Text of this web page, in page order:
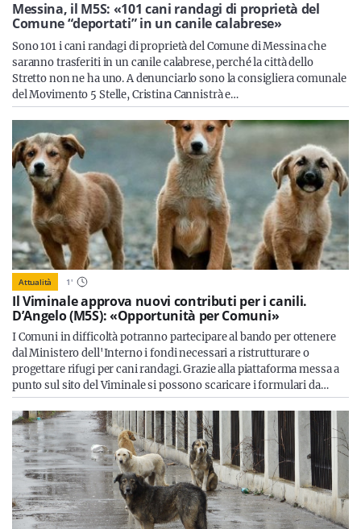
Servizi
Resta sempre aggiornato con le ultime news, iscriviti alla
nostra newsletter
Iscriviti
Messina, il M5S: «101 cani randagi di proprietà del
Comune “deportati” in un canile calabrese»
Sono 101 i cani randagi di proprietà del Comune di Messina che
saranno trasferiti in un canile calabrese, perché la città dello
Stretto non ne ha uno. A denunciarlo sono la consigliera comunale
del Movimento 5 Stelle, Cristina Cannistrà e…
Attualità 1'
Il Viminale approva nuovi contributi per i canili.
D’Angelo (M5S): «Opportunità per Comuni»
I Comuni in difficoltà potranno partecipare al bando per ottenere
dal Ministero dell'Interno i fondi necessari a ristrutturare o
progettare rifugi per cani randagi. Grazie alla piattaforma messa a
punto sul sito del Viminale si possono scaricare i formulari da…